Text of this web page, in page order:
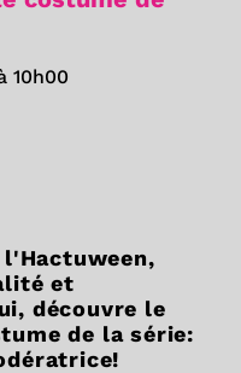
10h00
et
découvre le
de la série: